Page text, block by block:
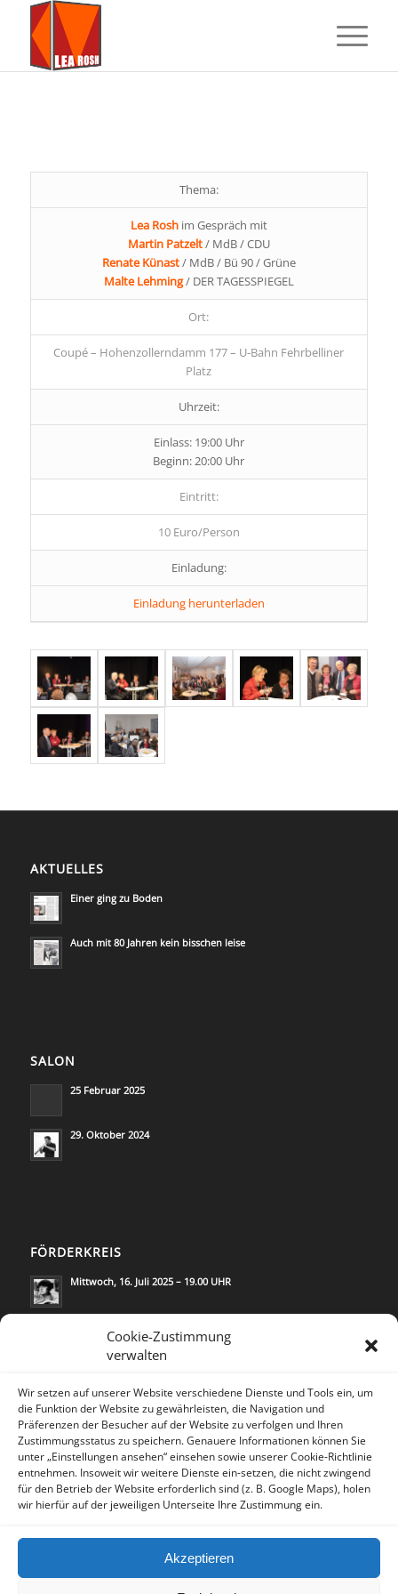
Cookie-Zustimmung
verwalten
Wir setzen auf unserer Website verschiedene Dienste und Tools ein, um
die Funktion der Website zu gewährleisten, die Navigation und
Präferenzen der Besucher auf der Website zu verfolgen und Ihren
Zustimmungsstatus zu speichern. Genauere Informationen können Sie
unter „Einstellungen ansehen“ einsehen sowie unserer Cookie-Richtlinie
entnehmen. Insoweit wir weitere Dienste ein-setzen, die nicht zwingend
für den Betrieb der Website erforderlich sind (z. B. Google Maps), holen
wir hierfür auf der jeweiligen Unterseite Ihre Zustimmung ein.
Akzeptieren
Thema:
Lea Roshim Gespräch mit
Martin Patzelt/ MdB / CDU
Renate Künast/ MdB / Bü 90 / Grüne
Malte Lehming/ DER TAGESSPIEGEL
Ort:
Coupé – Hohenzollerndamm 177 – U-Bahn Fehrbelliner
Platz
Uhrzeit:
Einlass: 19:00 Uhr
Beginn: 20:00 Uhr
Eintritt:
10 Euro/Person
Einladung:
Einladung herunterladen
AKTUELLES
Einer ging zu Boden
Auch mit 80 Jahren kein bisschen leise
SALON
25 Februar 2025
29. Oktober 2024
FÖRDERKREIS
Mittwoch, 16. Juli 2025 – 19.00 UHR
KONTAKT
Lea Rosh/Kommunikation & Medien
Trautenaustr.14
10717 Berlin/Deutschland